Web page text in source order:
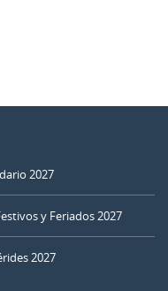
2027
y Feriados 2027
2027